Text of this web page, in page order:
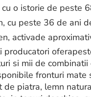
o istorie de peste
cu peste 36 de ani
activade
producatori
si mii de combinatii
fronturi mate
de piatra, lemn